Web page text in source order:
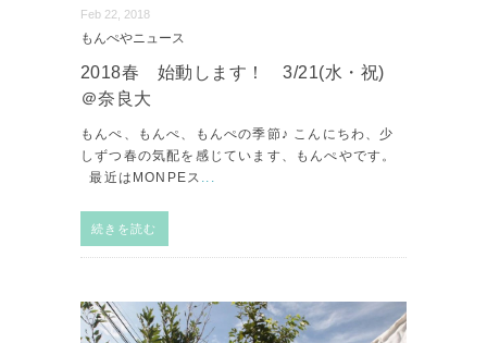
Feb 22, 2018
もんぺやニュース
2018春 始動します！ 3/21(水・祝)
＠奈良大
もんぺ、もんぺ、もんぺの季節♪ こんにちわ、少
しずつ春の気配を感じています、もんぺやです。
最近はMONPEス ...
続きを読む